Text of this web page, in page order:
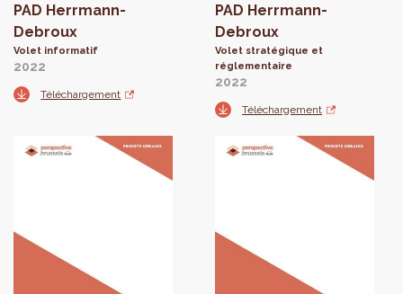
PAD Herrmann-
Debroux
Volet informatif
2022
Téléchargement
PAD Herrmann-
Debroux
Volet stratégique et
réglementaire
2022
Téléchargement